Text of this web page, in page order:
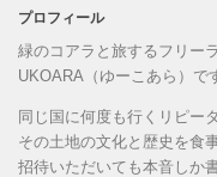
プロフィール
緑のコアラと旅するフリー
UKOARA（ゆーこあら）で
同じ国に何度も行くリピー
その土地の文化と歴史を食
招待いただいても本音しか